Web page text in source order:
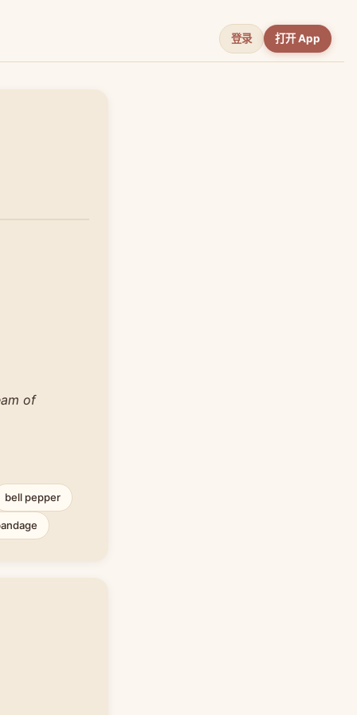
登录 打开 App
of
bell pepper